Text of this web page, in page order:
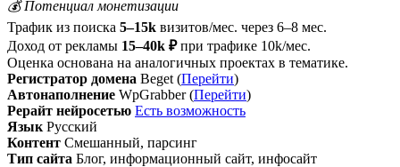
💰 Потенциал монетизации
Трафик из поиска 5–15k визитов/мес. через 6–8 мес.
Доход от рекламы 15–40k ₽ при трафике 10k/мес.
Оценка основана на аналогичных проектах в тематике.
Регистратор домена Beget (Перейти)
Автонаполнение WpGrabber (Перейти)
Рерайт нейросетью Есть возможность
Язык Русский
Контент Смешанный, парсинг
Тип сайта Блог, информационный сайт, инфосайт